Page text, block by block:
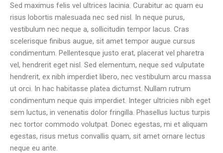
Sed maximus felis vel ultrices lacinia. Curabitur ac quam eu
risus lobortis malesuada nec sed nisl. In neque purus,
vestibulum nec neque a, sollicitudin tempor lacus. Cras
scelerisque finibus augue, sit amet tempor augue cursus
condimentum. Pellentesque justo erat, placerat vel pharetra
vel, hendrerit eget nisl. Sed elementum, neque sed vulputate
hendrerit, ex nibh imperdiet libero, nec vestibulum arcu massa
ut orci. In hac habitasse platea dictumst. Nullam rutrum
condimentum neque quis imperdiet. Integer ultricies nibh eget
sem luctus, in venenatis dolor fringilla. Phasellus luctus turpis
nec tortor commodo volutpat. Donec egestas, mi et aliquam
egestas, risus metus convallis quam, sit amet ornare lectus
neque eu ante.